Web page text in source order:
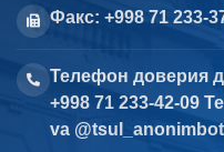
Факс: +998 71 233-
Телефон доверия
+998 71 233-42-09
va @tsul_anonimbot